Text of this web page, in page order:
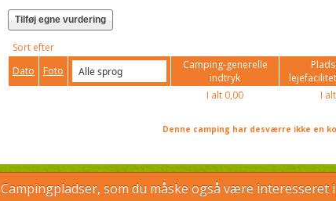
Tilføj egne vurdering
Sort efter
Dato
Foto
Camping-generelle
indtryk
I alt 0,00 I alt
Denne camping har desværre ikke en
Campingpladser, som du måske også være interesseret i